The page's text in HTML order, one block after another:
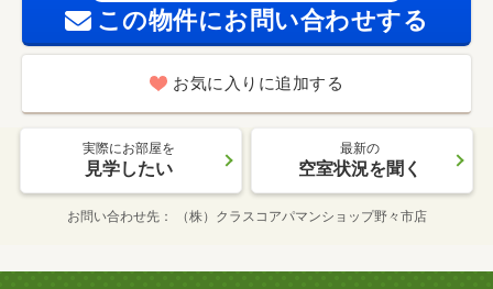
この物件にお問い合わせする
お気に入りに追加する
実際にお部屋を
見学したい
最新の
空室状況を聞く
お問い合わせ先 （株）クラスコアパマンショップ野々市店